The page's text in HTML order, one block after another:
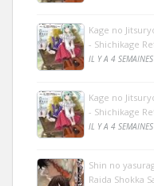
Kage no
- Shichikage
IL Y A 4
Kage no
- Shichikage
IL Y A 4
Shin no
Raida Shokka